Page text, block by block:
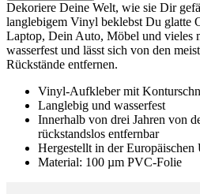
Dekoriere Deine Welt, wie sie Dir
langlebigem Vinyl beklebst Du glatte
Laptop, Dein Auto, Möbel und vieles
wasserfest und lässt sich von den
Rückstände entfernen.
Vinyl-Aufkleber mit
Langlebig und wasserfest
Innerhalb von drei Jahren von
rückstandslos entfernbar
Hergestellt in der Europäischen
Material: 100 µm PVC-Folie